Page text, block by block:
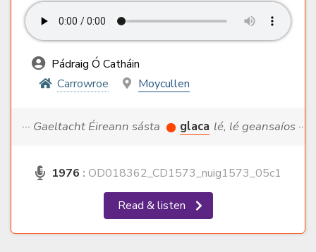
Pádraig Ó Catháin
Carrowroe
Moycullen
··· Gaeltacht Éireann sásta glaca lé, lé geansaíos ···
1976 : OD018362_CD1573_nuig1573_05c1
Read & listen